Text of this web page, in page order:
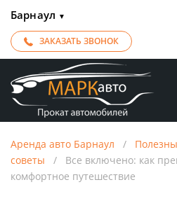
Барнаул ▼
ЗАКАЗАТЬ ЗВОНОК
Аренда авто Барнаул /
советы / Все включено: как
комфортное путешествие